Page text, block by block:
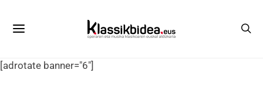
[adrotate banner="6"]